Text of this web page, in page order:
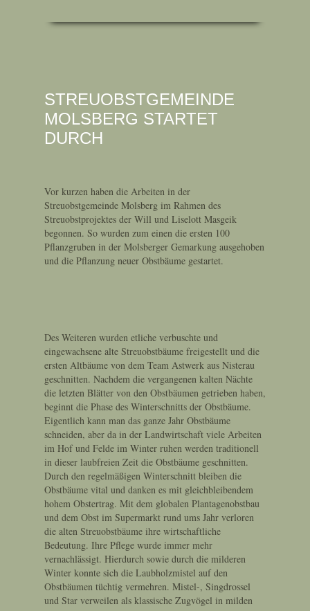
STREUOBSTGEMEINDE
MOLSBERG STARTET
DURCH
Vor kurzen haben die Arbeiten in der
Streuobstgemeinde Molsberg im Rahmen des
Streuobstprojektes der Will und Liselott Masgeik
begonnen. So wurden zum einen die ersten 100
Pflanzgruben in der Molsberger Gemarkung ausgehoben
und die Pflanzung neuer Obstbäume gestartet.
Des Weiteren wurden etliche verbuschte und
eingewachsene alte Streuobstbäume freigestellt und die
ersten Altbäume von dem Team Astwerk aus Nisterau
geschnitten. Nachdem die vergangenen kalten Nächte
die letzten Blätter von den Obstbäumen getrieben haben,
beginnt die Phase des Winterschnitts der Obstbäume.
Eigentlich kann man das ganze Jahr Obstbäume
schneiden, aber da in der Landwirtschaft viele Arbeiten
im Hof und Felde im Winter ruhen werden traditionell
in dieser laubfreien Zeit die Obstbäume geschnitten.
Durch den regelmäßigen Winterschnitt bleiben die
Obstbäume vital und danken es mit gleichbleibendem
hohem Obstertrag. Mit dem globalen Plantagenobstbau
und dem Obst im Supermarkt rund ums Jahr verloren
die alten Streuobstbäume ihre wirtschaftliche
Bedeutung. Ihre Pflege wurde immer mehr
vernachlässigt. Hierdurch sowie durch die milderen
Winter konnte sich die Laubholzmistel auf den
Obstbäumen tüchtig vermehren. Mistel-, Singdrossel
und Star verweilen als klassische Zugvögel in milden